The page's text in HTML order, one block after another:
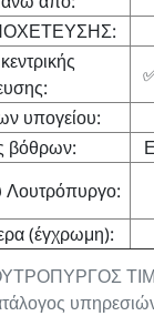
υπογείου:
βόθρων:
Λουτρόπυργο:
(έγχρωμη):